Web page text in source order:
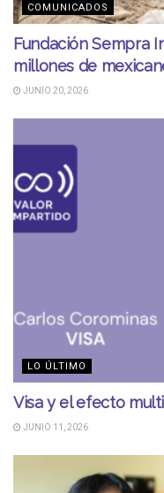
COMUNICADOS
Fundación Sempra
millones de
JUNIO 20, 2026
LO ÚLTIMO
Visa y el efecto
JUNIO 11, 2026